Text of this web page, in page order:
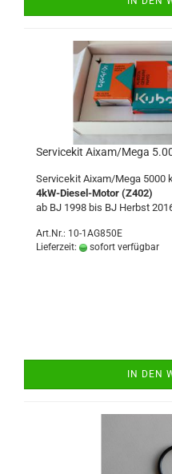
Servicekit Aixam/Mega
Servicekit Aixam/Mega 5000
4kW-Diesel-Motor (Z402)
ab BJ 1998 bis BJ Herbst
Art.Nr.: 10-1AG850E
Lieferzeit:
sofort verfügbar
IN DEN